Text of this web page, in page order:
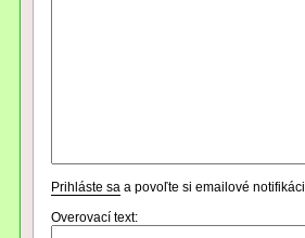
Prihláste sa a povoľte si emailové
Overovací text: